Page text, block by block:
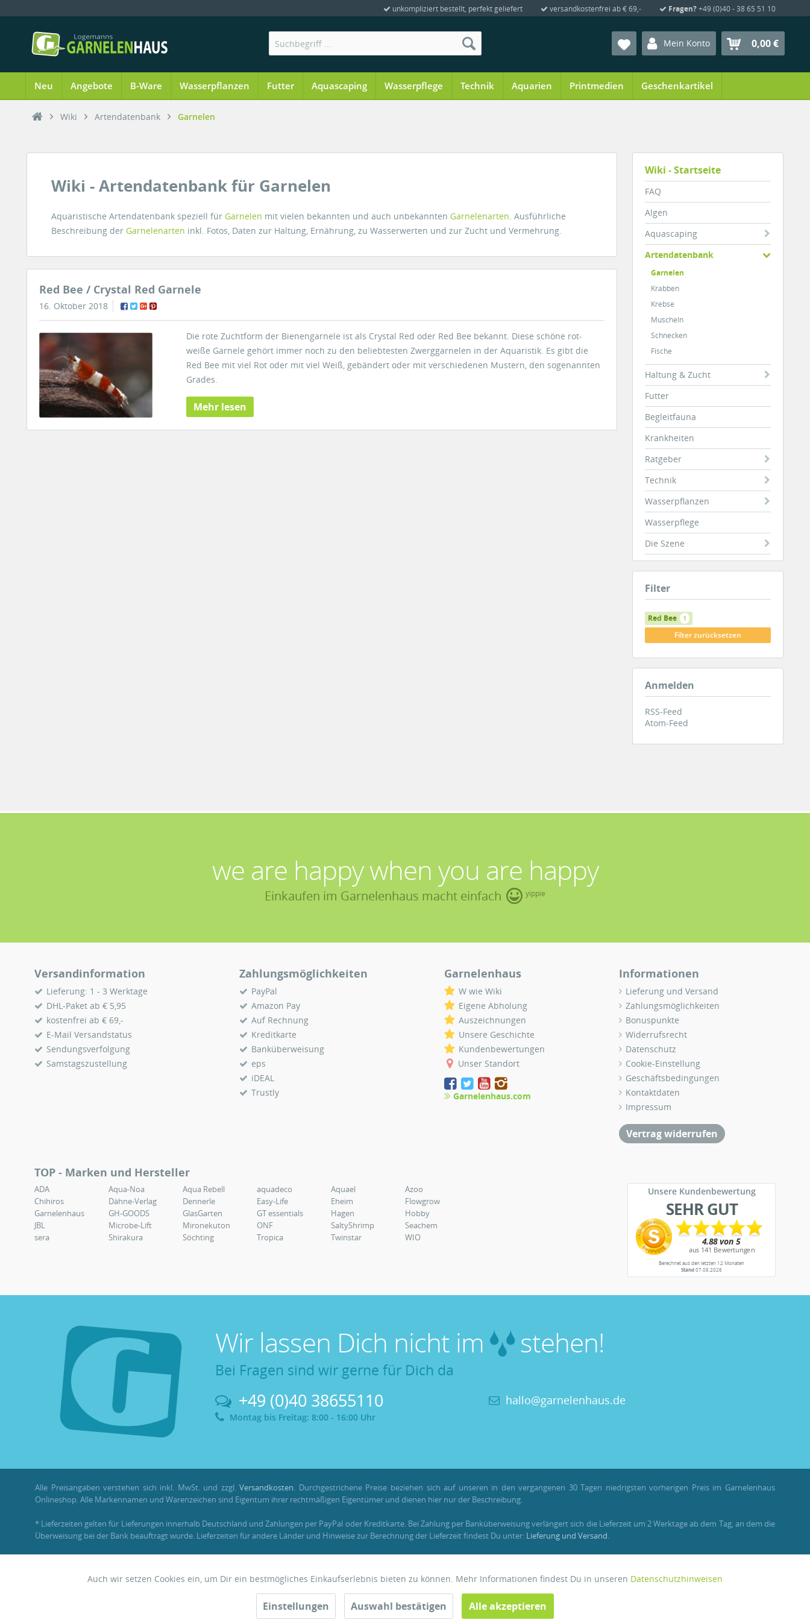
unkompliziert bestellt, perfekt geliefert versandkostenfrei ab € 69,- Fragen?+49 (0)40 - 38 65 51 10
Mein Konto 0,00 €
Neu Angebote B-Ware Wasserpflanzen Futter Aquascaping Wasserpflege Technik Aquarien Printmedien Geschenkartikel
Wiki Artendatenbank Garnelen
Wiki - Startseite
FAQ
Algen
Aquascaping
Artendatenbank
Garnelen
Krabben
Krebse
Muscheln
Schnecken
Fische
Haltung & Zucht
Futter
Begleitfauna
Krankheiten
Ratgeber
Technik
Wasserpflanzen
Wasserpflege
Die Szene
Filter
Red Bee 1
Filter zurücksetzen
Anmelden
RSS-Feed
Atom-Feed
Wiki - Artendatenbank für Garnelen
Aquaristische Artendatenbank speziell für Garnelen mit vielen bekannten und auch unbekannten Garnelenarten. Ausführliche
Beschreibung der Garnelenarten inkl. Fotos, Daten zur Haltung, Ernährung, zu Wasserwerten und zur Zucht und Vermehrung.
Red Bee / Crystal Red Garnele
16. Oktober 2018
Die rote Zuchtform der Bienengarnele ist als Crystal Red oder Red Bee bekannt. Diese schöne rot-
weiße Garnele gehört immer noch zu den beliebtesten Zwerggarnelen in der Aquaristik. Es gibt die
Red Bee mit viel Rot oder mit viel Weiß, gebändert oder mit verschiedenen Mustern, den sogenannten
Grades.
Mehr lesen
we are happy when you are happy
Einkaufen im Garnelenhaus macht einfach yippie
Versandinformation
Lieferung: 1 - 3 Werktage
DHL-Paket ab € 5,95
kostenfrei ab € 69,-
E-Mail Versandstatus
Sendungsverfolgung
Samstagszustellung
Zahlungsmöglichkeiten
PayPal
Amazon Pay
Auf Rechnung
Kreditkarte
Banküberweisung
eps
iDEAL
Trustly
Garnelenhaus
W wie Wiki
Eigene Abholung
Auszeichnungen
Unsere Geschichte
Kundenbewertungen
Unser Standort
Garnelenhaus.com
Informationen
Lieferung und Versand
Zahlungsmöglichkeiten
Bonuspunkte
Widerrufsrecht
Datenschutz
Cookie-Einstellung
Geschäftsbedingungen
Kontaktdaten
Impressum
Vertrag widerrufen
TOP - Marken und Hersteller
ADA Aqua-Noa Aqua Rebell aquadeco Aquael
Azoo
Chihiros
Dähne-Verlag Dennerle Easy-Life Eheim
Flowgrow
Garnelenhaus
GH-GOODS GlasGarten GT essentials Hagen
Hobby
JBL
Microbe-Lift Mironekuton ONF SaltyShrimp
Seachem
sera
Shirakura Söchting Tropica Twinstar WIO
Unsere Kundenbewertung
SEHR GUT
Berechnet aus den letzten 12 Monaten
Stand07.08.2026
Wir lassen Dich nicht im stehen!
Bei Fragen sind wir gerne für Dich da
+49 (0)40 38655110
Montag bis Freitag: 8:00 - 16:00 Uhr
hallo@garnelenhaus.de
Alle Preisangaben verstehen sich inkl. MwSt. und zzgl.Versandkosten. Durchgestrichene Preise beziehen sich auf unseren in den vergangenen 30 Tagen niedrigsten vorherigen Preis im Garnelenhaus
Onlineshop. Alle Markennamen und Warenzeichen sind Eigentum ihrer rechtmäßigen Eigentümer und dienen hier nur der Beschreibung.
* Lieferzeiten gelten für Lieferungen innerhalb Deutschland und Zahlungen per PayPal oder Kreditkarte. Bei Zahlung per Banküberweisung verlängert sich die Lieferzeit um 2 Werktage ab dem Tag, an dem die
Überweisung bei der Bank beauftragt wurde. Lieferzeiten für andere Länder und Hinweise zur Berechnung der Lieferzeit findest Du unter: Lieferung und Versand.
Aktiv
Auch wir setzen Cookies ein, um Dir ein bestmögliches Einkaufserlebnis bieten zu können. Mehr Informationen findest Du in unseren Datenschutzhinweisen
Einstellungen Auswahl bestätigen Alle akzeptieren